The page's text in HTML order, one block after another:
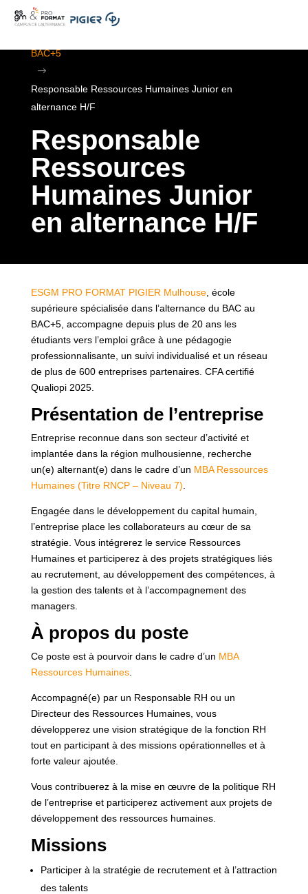
BAC+5
$
Responsable Ressources Humaines Junior en
alternance H/F
Responsable
Ressources
Humaines Junior
en alternance H/F
ESGM PRO FORMAT PIGIER Mulhouse, école
supérieure spécialisée dans l’alternance du BAC au
BAC+5, accompagne depuis plus de 20 ans les
étudiants vers l’emploi grâce à une pédagogie
professionnalisante, un suivi individualisé et un réseau
de plus de 600 entreprises partenaires. CFA certifié
Qualiopi 2025.
Présentation de l’entreprise
Entreprise reconnue dans son secteur d’activité et
implantée dans la région mulhousienne, recherche
un(e) alternant(e) dans le cadre d’un MBA Ressources
Humaines (Titre RNCP – Niveau 7)
Engagée dans le développement du capital humain,
l’entreprise place les collaborateurs au cœur de sa
stratégie. Vous intégrerez le service Ressources
Humaines et participerez à des projets stratégiques liés
au recrutement, au développement des compétences, à
la gestion des talents et à l’accompagnement des
managers.
À propos du poste
Ce poste est à pourvoir dans le cadre d’un MBA
Ressources Humaines.
Accompagné(e) par un Responsable RH ou un
Directeur des Ressources Humaines, vous
développerez une vision stratégique de la fonction RH
tout en participant à des missions opérationnelles et à
forte valeur ajoutée.
Vous contribuerez à la mise en œuvre de la politique RH
de l’entreprise et participerez activement aux projets de
développement des ressources humaines.
Missions
Participer à la stratégie de recrutement et à l’attraction
des talents